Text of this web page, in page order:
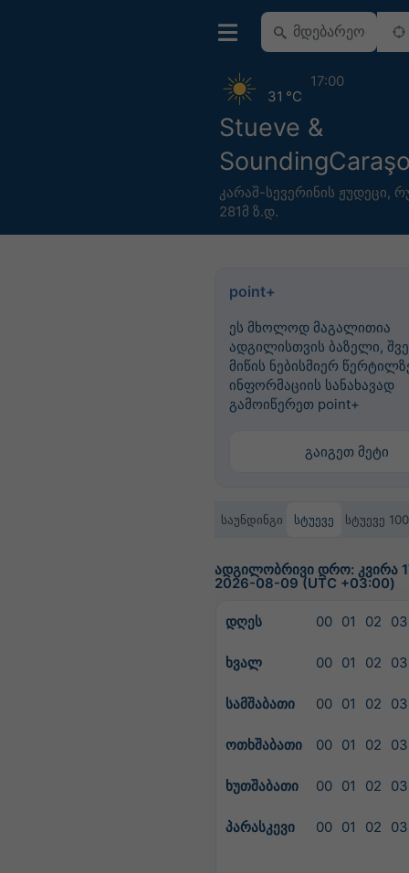
Stueve &
კარაშ-სევერინის ჟუდეცი,
281მ ზ.დ.
31 °C
17:00
point+
ეს მხოლოდ მაგალითია
ადგილისთვის ბაზელი,
მიწის ნებისმიერ
ინფორმაციის სანახავად
გამოიწერეთ point+
გაიგეთ მეტი
საუნდინგი სტუევე სტუევე
ადგილობრივი დრო: კვირა
2026-08-09 (UTC +03:00)
დღეს 00 01 02 03
ხვალ 00 01 02 03
სამშაბათი 00 01 02 03
ოთხშაბათი 00 01 02 03
ხუთშაბათი 00 01 02 03
პარასკევი 00 01 02 03